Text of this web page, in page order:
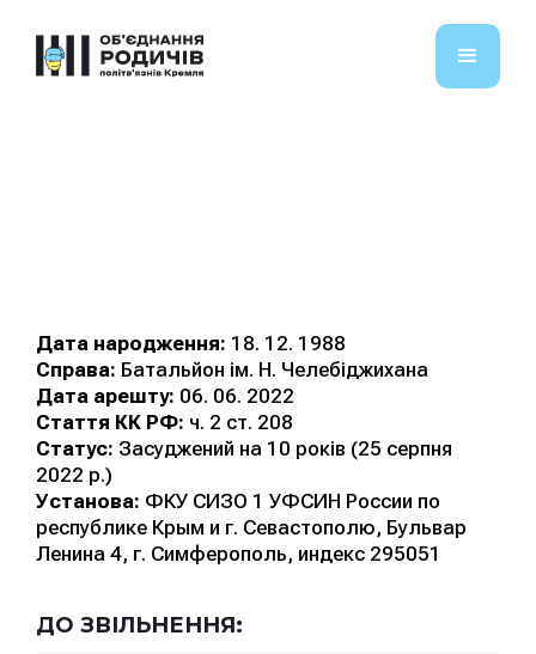
Дата народження: 18. 12. 1988
Справа: Батальйон ім. Н. Челебіджихана
Дата арешту: 06. 06. 2022
Стаття КК РФ: ч. 2 ст. 208
Статус: Засуджений на 10 років (25 серпня
2022 р.)
Установа: ФКУ СИЗО 1 УФСИН России по
республике Крым и г. Севастополю, Бульвар
Ленина 4, г. Симферополь, индекс 295051
ДО ЗВІЛЬНЕННЯ: